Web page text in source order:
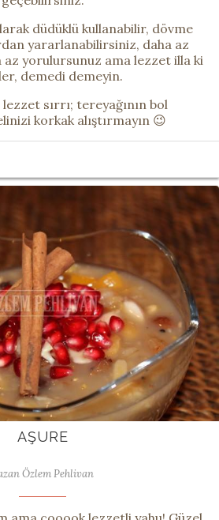
düdüklü kullanabilir, dövme
yararlanabilirsiniz, daha az
az yorulursunuz ama lezzet illa ki
demedi demeyin.
sırrı; tereyağının bol
korkak alıştırmayın 😉
AŞURE
Özlem Pehlivan